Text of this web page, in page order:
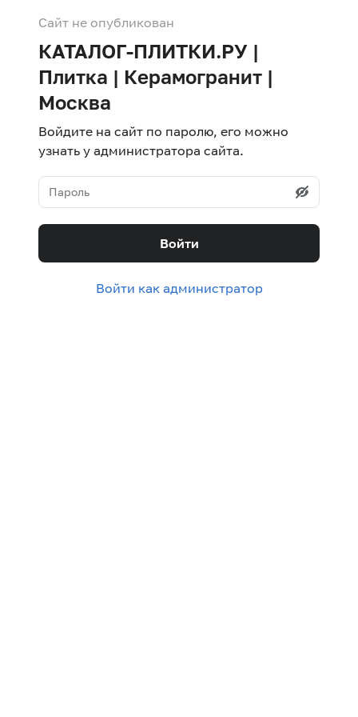
Сайт не опубликован
КАТАЛОГ-ПЛИТКИ.РУ |
Плитка | Керамогранит |
Москва
Войдите на сайт по паролю, его можно
узнать у администратора сайта.
Войти
Войти как администратор